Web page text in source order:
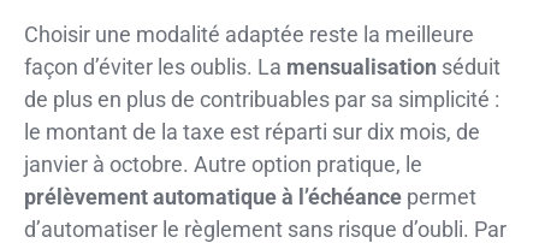
Choisir une modalité adaptée reste la meilleure
façon d’éviter les oublis. La mensualisation séduit
de plus en plus de contribuables par sa simplicité :
le montant de la taxe est réparti sur dix mois, de
janvier à octobre. Autre option pratique, le
prélèvement automatique à l’échéance permet
d’automatiser le règlement sans risque d’oubli. Par